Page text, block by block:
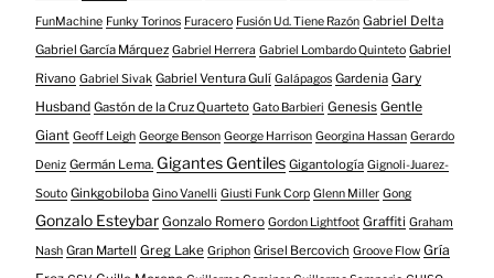
FunMachine Funky Torinos Furacero Fusión Ud. Tiene Razón Gabriel Delta
Gabriel García Márquez Gabriel Herrera Gabriel Lombardo Quinteto Gabriel
Rivano Gabriel Sivak Gabriel Ventura Gulí Galápagos Gardenia Gary
Husband Gastón de la Cruz Quarteto Gato Barbieri Genesis Gentle
Giant Geoff Leigh George Benson George Harrison Georgina Hassan Gerardo
Deniz Germán Lema. Gigantes Gentiles Gigantología Gignoli-Juarez-
Souto Ginkgobiloba Gino Vanelli Giusti Funk Corp Glenn Miller Gong
Gonzalo Esteybar Gonzalo Romero Gordon Lightfoot Graffiti Graham
Nash Gran Martell Greg Lake Griphon Grisel Bercovich Groove Flow Gría